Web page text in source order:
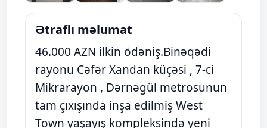
Ətraflı məlumat
46.000 AZN ilkin ödəniş.Binəqədi
rayonu Cəfər Xandan küçəsi , 7-ci
Mikrarayon , Dərnəgül metrosunun
tam çıxışında inşa edilmiş West
Town yaşayış kompleksində yeni